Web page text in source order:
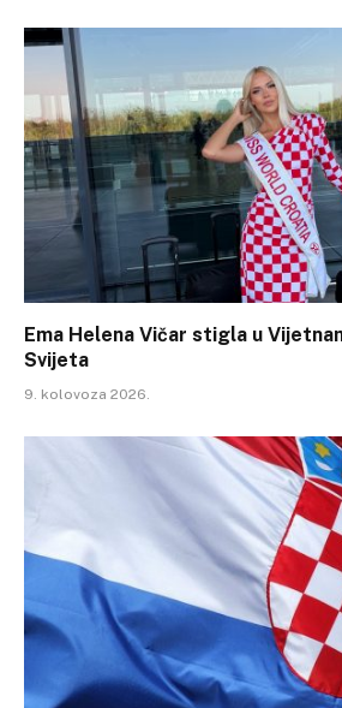
Ema Helena Vičar stigla u
Svijeta
9. kolovoza 2026.